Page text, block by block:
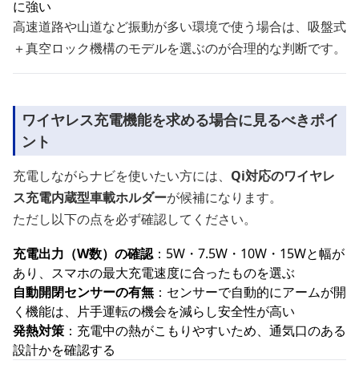
に強い
高速道路や山道など振動が多い環境で使う場合は、吸盤式
＋真空ロック機構のモデルを選ぶのが合理的な判断です。
ワイヤレス充電機能を求める場合に見るべきポイ
ント
充電しながらナビを使いたい方には、 Qi対応のワイヤレ
ス充電内蔵型車載ホルダーが候補になります。
ただし以下の点を必ず確認してください。
充電出力（W数）の確認：5W・7.5W・10W・15Wと幅が
あり、スマホの最大充電速度に合ったものを選ぶ
自動開閉センサーの有無 ：センサーで自動的にアームが開
く機能は、片手運転の機会を減らし安全性が高い
発熱対策 ：充電中の熱がこもりやすいため、通気口のある
設計かを確認する